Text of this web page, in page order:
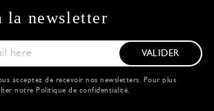
la newsletter
VALIDER
acceptez de recevoir nos newsletters. Pour plus
notre Politique de confidentialité.